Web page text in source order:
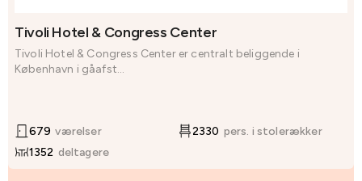
Tivoli Hotel & Congress Center
Tivoli Hotel & Congress Center er centralt beliggende i
København i gåafst...
679 værelser 2330 pers. i stolerækker
1352 deltagere